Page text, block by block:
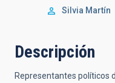
Silvia Martín
Descripción
Representantes políticos